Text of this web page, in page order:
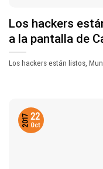
Los hackers
a la pantalla de
Los hackers están listos,
22
Oct
2017